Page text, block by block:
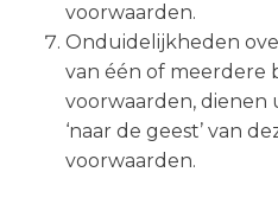
voorwaarden.
Onduidelijkheden
van één of meerdere
voorwaarden,
‘naar de geest’ van
voorwaarden.